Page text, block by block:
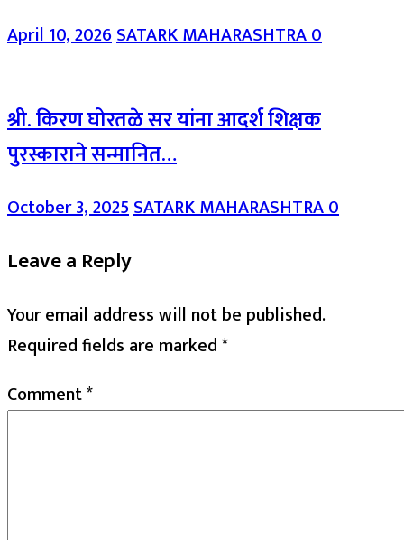
April 10, 2026SATARK MAHARASHTRA0
श्री. किरण घोरतळे सर यांना आदर्श शिक्षक
पुरस्काराने सन्मानित…
October 3, 2025SATARK MAHARASHTRA0
Leave a Reply
Your email address will not be published.
Required fields are marked*
Comment*